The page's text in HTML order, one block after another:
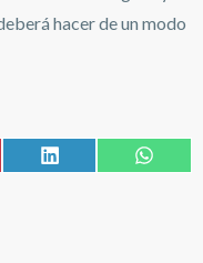
hacer de un modo
LinkedIn